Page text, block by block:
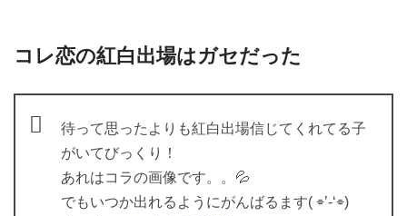
コレ恋の紅白出場はガセだった
待って思ったよりも紅白出場信じてくれてる子
がいてびっくり！
あれはコラの画像です。。💦
でもいつか出れるようにがんばるます( ⌯’-‘⌯)